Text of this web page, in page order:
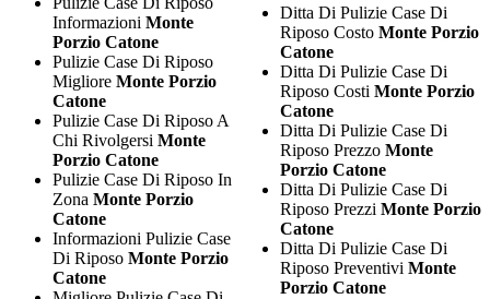
Informazioni Monte
Porzio Catone
Pulizie Case Di Riposo
Migliore Monte Porzio
Catone
Pulizie Case Di Riposo A
Chi Rivolgersi Monte
Porzio Catone
Pulizie Case Di Riposo In
Zona Monte Porzio
Catone
Informazioni Pulizie Case
Di Riposo Monte Porzio
Catone
Ditta Di Pulizie Case Di
Riposo Costo Monte Porzio
Catone
Ditta Di Pulizie Case Di
Riposo Costi Monte Porzio
Catone
Ditta Di Pulizie Case Di
Riposo Prezzo Monte
Porzio Catone
Ditta Di Pulizie Case Di
Riposo Prezzi Monte Porzio
Catone
Ditta Di Pulizie Case Di
Riposo Preventivi Monte
Porzio Catone